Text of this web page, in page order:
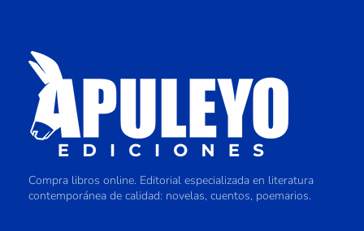
Compra libros online. Editorial especializada en literatura
contemporánea de calidad: novelas, cuentos, poemarios.